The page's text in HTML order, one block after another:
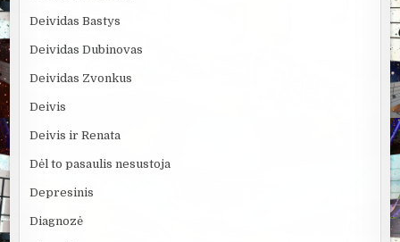
Deividas Bastys
Deividas Dubinovas
Deividas Zvonkus
Deivis
Deivis ir Renata
Dėl to pasaulis nesustoja
Depresinis
Diagnozė